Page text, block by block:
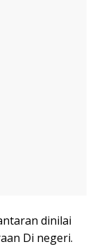
dinilai
Di negeri.